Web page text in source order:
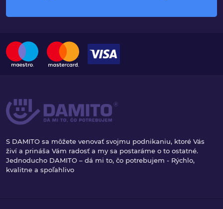
S DAMITO sa môžete venovať svojmu podnikaniu, ktoré Vás
živí a prináša Vám radosť a my sa postaráme o to ostatné.
Jednoducho DAMITO – dá mi to, čo potrebujem - Rýchlo,
kvalitne a spoľahlivo